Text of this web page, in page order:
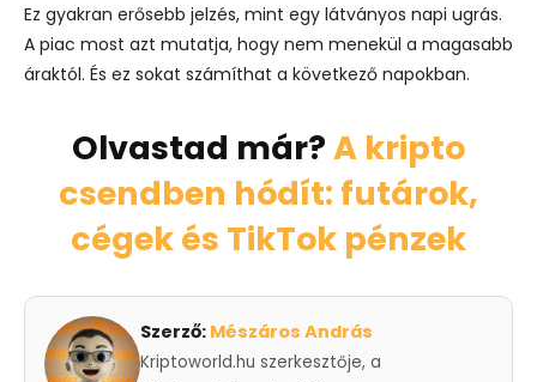
Ez gyakran erősebb jelzés, mint egy látványos napi ugrás.
A piac most azt mutatja, hogy nem menekül a magasabb
áraktól. És ez sokat számíthat a következő napokban.
Olvastad már?A kripto
csendben hódít: futárok,
cégek és TikTok pénzek
Szerző: Mészáros András
Kriptoworld.hu szerkesztője, a